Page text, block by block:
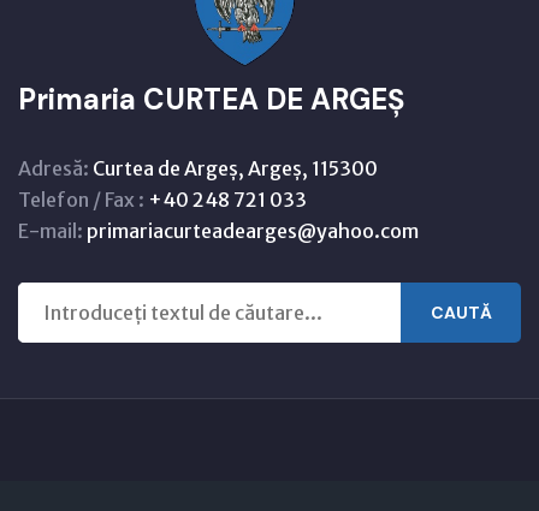
Primaria CURTEA DE ARGEȘ
Adresă: Curtea de Argeș, Argeș, 115300
Telefon / Fax : +40 248 721 033
E-mail: primariacurteadearges@yahoo.com
CAUTĂ